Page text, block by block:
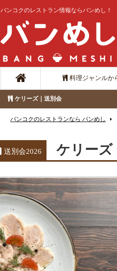
バンコクのレストラン情報ならバンめし！
料理ジャンルか
ケリーズ｜送別会
バンコクのレストランなら バンめし
送別会2026 ケリーズ